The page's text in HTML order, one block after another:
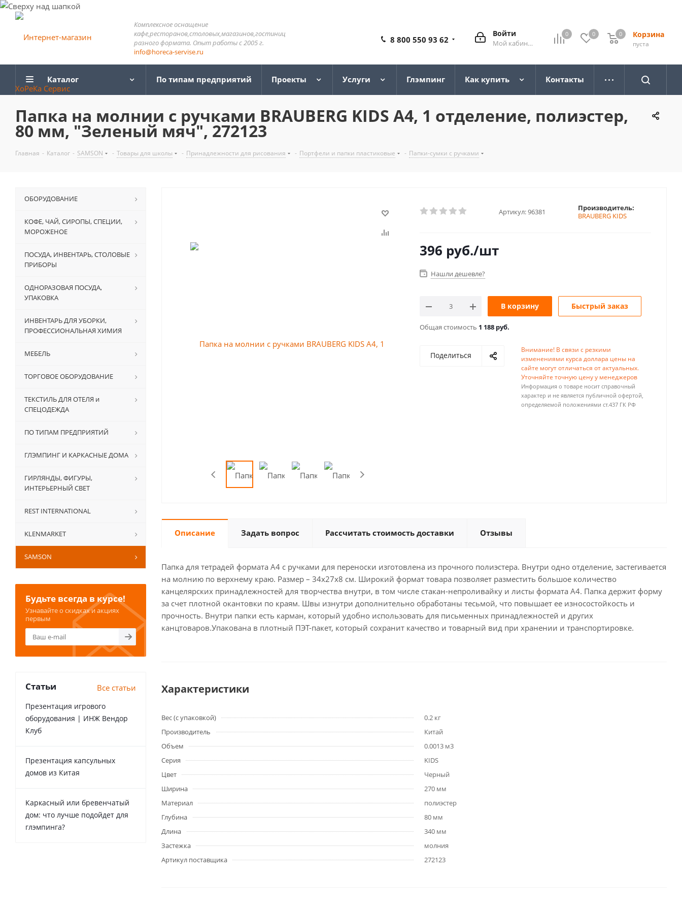
Комплексное оснащение
кафе,ресторанов,столовых,магазинов,гостиниц
разного формата. Опыт работы с 2005 г.
info@horeca-servise.ru
0 0 Корзина
0
пуста
0
Войти
Мой кабинет
8 800 550 93 62
Каталог По типам предприятий Проекты Услуги Глэмпинг Как купить Контакты
Папка на молнии с ручками BRAUBERG KIDS А4, 1 отделение, полиэстер,
80 мм, "Зеленый мяч", 272123
Главная - Каталог - SAMSON - Товары для школы - Принадлежности для рисования - Портфели и папки пластиковые - Папки-сумки с ручками
Артикул:96381
Производитель:
BRAUBERG KIDS
396 руб./шт
Нашли дешевле?
В корзину Быстрый заказ
Общая стоимость 1 188 руб.
Поделиться
Внимание! В связи с резкими
изменениями курса доллара цены на
сайте могут отличаться от актуальных.
Уточняйте точную цену у менеджеров
Информация о товаре носит справочный
характер и не является публичной офертой,
определяемой положениями ст.437 ГК РФ
Описание Задать вопрос Рассчитать стоимость доставки Отзывы
Папка для тетрадей формата А4 с ручками для переноски изготовлена из прочного полиэстера. Внутри одно отделение, застегивается
на молнию по верхнему краю. Размер – 34х27х8 см. Широкий формат товара позволяет разместить большое количество
канцелярских принадлежностей для творчества внутри, в том числе стакан-непроливайку и листы формата А4. Папка держит форму
за счет плотной окантовки по краям. Швы изнутри дополнительно обработаны тесьмой, что повышает ее износостойкость и
прочность. Внутри папки есть карман, который удобно использовать для письменных принадлежностей и других
канцтоваров.Упакована в плотный ПЭТ-пакет, который сохранит качество и товарный вид при хранении и транспортировке.
Характеристики
Вес (с упаковкой)
0.2 кг
Производитель
Китай
Объем
0.0013 м3
Серия
KIDS
Цвет
Черный
Ширина
270 мм
Материал
полиэстер
Глубина
80 мм
Длина
340 мм
Застежка
молния
Артикул поставщика
272123
ОБОРУДОВАНИЕ
КОФЕ, ЧАЙ, СИРОПЫ, СПЕЦИИ,
МОРОЖЕНОЕ
ПОСУДА, ИНВЕНТАРЬ, СТОЛОВЫЕ
ПРИБОРЫ
ОДНОРАЗОВАЯ ПОСУДА,
УПАКОВКА
ИНВЕНТАРЬ ДЛЯ УБОРКИ,
ПРОФЕССИОНАЛЬНАЯ ХИМИЯ
МЕБЕЛЬ
ТОРГОВОЕ ОБОРУДОВАНИЕ
ТЕКСТИЛЬ ДЛЯ ОТЕЛЯ и
СПЕЦОДЕЖДА
ПО ТИПАМ ПРЕДПРИЯТИЙ
ГЛЭМПИНГ И КАРКАСНЫЕ ДОМА
ГИРЛЯНДЫ, ФИГУРЫ,
ИНТЕРЬЕРНЫЙ СВЕТ
REST INTERNATIONAL
KLENMARKET
SAMSON
Будьте всегда в курсе!
Узнавайте о скидках и акциях
первым
Статьи Все статьи
Презентация игрового
оборудования | ИНЖ Вендор
Клуб
Презентация капсульных
домов из Китая
Каркасный или бревенчатый
дом: что лучше подойдет для
глэмпинга?